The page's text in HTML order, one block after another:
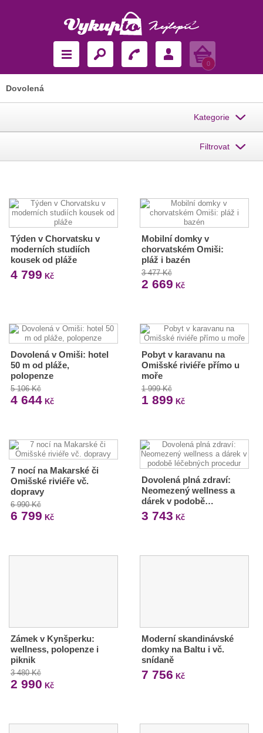
Košík
0
Dovolená
Kategorie
Filtrovat
Týden v Chorvatsku v
moderních studiích
kousek od pláže
4 799 Kč
Mobilní domky v
chorvatském Omiši:
pláž i bazén
3 477 Kč
2 669 Kč
Dovolená v Omiši: hotel
50 m od pláže,
polopenze
5 106 Kč
4 644 Kč
Pobyt v karavanu na
Omišské riviéře přímo u
moře
1 999 Kč
1 899 Kč
7 nocí na Makarské či
Omišské riviéře vč.
dopravy
6 990 Kč
6 799 Kč
Dovolená plná zdraví:
Neomezený wellness a
dárek v podobě…
3 743 Kč
Zámek v Kynšperku:
wellness, polopenze i
piknik
3 480 Kč
2 990 Kč
Moderní skandinávské
domky na Baltu i vč.
snídaně
7 756 Kč